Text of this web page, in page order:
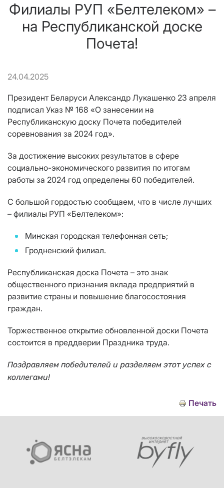
Филиалы РУП «Белтелеком» –
на Республиканской доске
Почета!
24.04.2025
Президент Беларуси Александр Лукашенко 23 апреля
подписал Указ № 168 «О занесении на
Республиканскую доску Почета победителей
соревнования за 2024 год».
За достижение высоких результатов в сфере
социально-экономического развития по итогам
работы за 2024 год определены 60 победителей.
С большой гордостью сообщаем, что в числе лучших
– филиалы РУП «Белтелеком»:
Минская городская телефонная сеть;
Гродненский филиал.
Республиканская доска Почета – это знак
общественного признания вклада предприятий в
развитие страны и повышение благосостояния
граждан.
Торжественное открытие обновленной доски Почета
состоится в преддверии Праздника труда.
Поздравляем победителей и разделяем этот успех с
коллегами!
Печать